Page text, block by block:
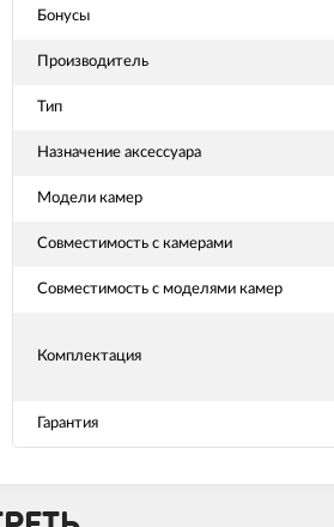
Бонусы
Производитель
Тип
Назначение аксессуара
Модели камер
Совместимость с камерами
Совместимость с моделями камер
Комплектация
Гарантия